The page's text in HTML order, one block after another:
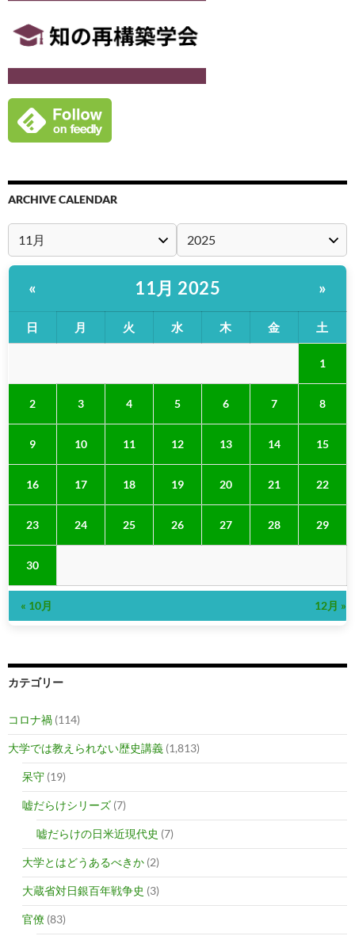
ARCHIVE CALENDAR
« 11月 2025 »
日 月 火 水 木 金 土
1
2 3 4 5 6 7 8
9 10 11 12 13 14 15
16 17 18 19 20 21 22
23 24 25 26 27 28 29
30
« 10月 12月 »
カテゴリー
コロナ禍 (114)
大学では教えられない歴史講義 (1,813)
呆守 (19)
嘘だらけシリーズ (7)
嘘だらけの日米近現代史 (7)
大学とはどうあるべきか (2)
大蔵省対日銀百年戦争史 (3)
官僚 (83)